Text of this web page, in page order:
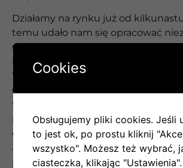
Działamy na rynku już od
temu udało nam się opracować
sposób pracypozwalający
klientom ogromną satysfakcję z
Współpraca z nami to czysta
Cię zapewnić, że potraktujemy Cię
taka jest już nasza filozofia pracy.
priorytetem jest spełnienie Twoich
gwarancja satysfakcji.
Jest to jedyny sposób na
pozycji lidera rynku systemów
Cookies
Obsługujemy pliki cookies. Jeśli
to jest ok, po prostu kliknij
wszystko". Możesz też wybrać,
ciasteczka, klikając "Ustawienia".